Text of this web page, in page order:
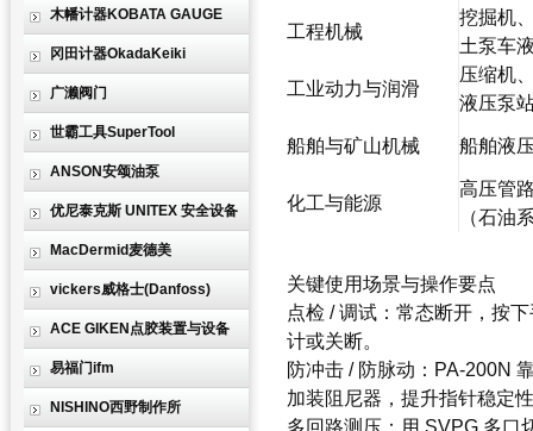
木幡计器KOBATA GAUGE
冈田计器OkadaKeiki
广濑阀门
世霸工具SuperTool
ANSON安颂油泵
优尼泰克斯 UNITEX 安全设备
MacDermid麦德美
vickers威格士(Danfoss)
ACE GIKEN点胶装置与设备
易福门ifm
NISHINO西野制作所
工程机械
挖掘机
土泵车
工业动力与润滑
压缩机
液压泵
船舶与矿山机械 船舶液
化工与能源
高压管
（石油
关键使用场景与操作要点
点检 / 调试：常态断开，按
计或关断。
防冲击 / 防脉动：PA-200N
加装阻尼器，提升指针稳定
多回路测压：用 SVPG 多口